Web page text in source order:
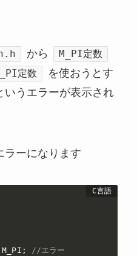
から M_PI定数
定数
を使おうとす
いうエラーが表示され
ラーになります
M_PI ; //エラー